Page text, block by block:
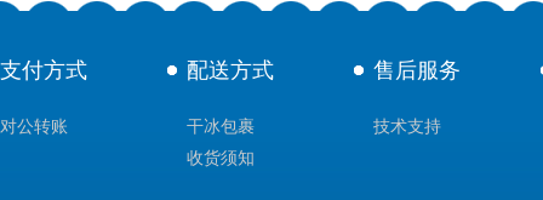
支付方式
对公转账
配送方式
干冰包裹
收货须知
售后服务
技术支持